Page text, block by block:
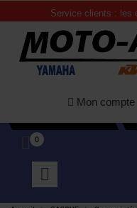
Service clients : les
Mon compte
0